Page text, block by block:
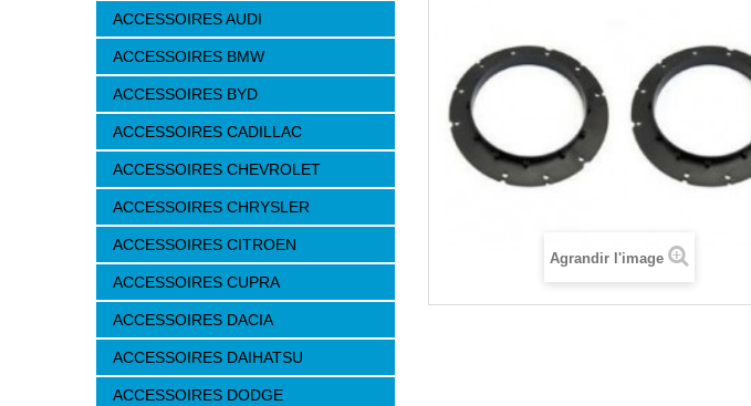
ACCESSOIRES AUDI
ACCESSOIRES BMW
ACCESSOIRES BYD
ACCESSOIRES CADILLAC
ACCESSOIRES CHEVROLET
ACCESSOIRES CHRYSLER
ACCESSOIRES CITROEN
ACCESSOIRES CUPRA
ACCESSOIRES DACIA
ACCESSOIRES DAIHATSU
ACCESSOIRES DODGE
Agrandir l'image